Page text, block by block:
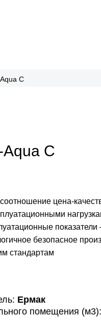
C
C
цена-
показатели
безопасное
стандартам
Ермак
помещения (м3):